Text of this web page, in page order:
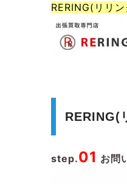
RERING(リリン
RERING(
step.01 お問